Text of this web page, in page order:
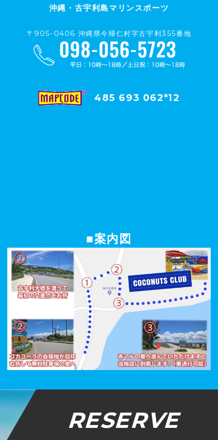
沖縄・古宇利島マリンスポーツ
〒905-0406 沖縄県今帰仁村字古宇利355番地
485 693 062*12
■案内図
RESERVE